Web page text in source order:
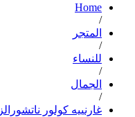
Home
/
المتجر
/
للنساء
/
الجمال
/
غارنييه كولور ناتشورالز 2.0 لون أسود مضيء